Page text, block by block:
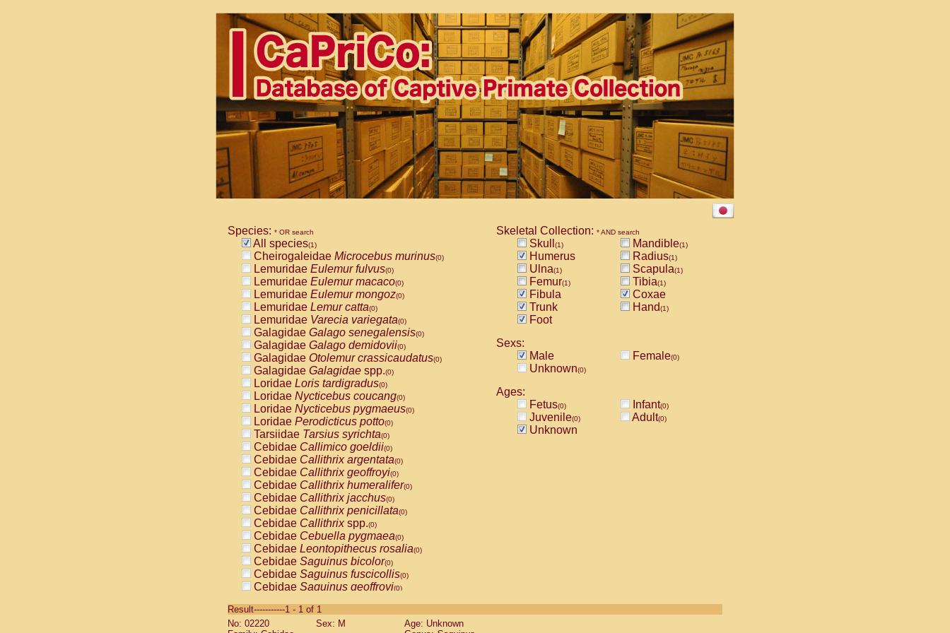
Species: * OR search
All species(1)
Cheirogaleidae Microcebus murinus(0)
Lemuridae Eulemur fulvus(0)
Lemuridae Eulemur macaco(0)
Lemuridae Eulemur mongoz(0)
Lemuridae Lemur catta(0)
Lemuridae Varecia variegata(0)
Galagidae Galago senegalensis(0)
Galagidae Galago demidovii(0)
Galagidae Otolemur crassicaudatus(0)
Galagidae Galagidae spp.(0)
Loridae Loris tardigradus(0)
Loridae Nycticebus coucang(0)
Loridae Nycticebus pygmaeus(0)
Loridae Perodicticus potto(0)
Tarsiidae Tarsius syrichta(0)
Cebidae Callimico goeldii(0)
Cebidae Callithrix argentata(0)
Cebidae Callithrix geoffroyi(0)
Cebidae Callithrix humeralifer(0)
Cebidae Callithrix jacchus(0)
Cebidae Callithrix penicillata(0)
Cebidae Callithrixspp.(0)
Cebidae Cebuella pygmaea(0)
Cebidae Leontopithecus rosalia(0)
Cebidae Saguinus bicolor(0)
Cebidae Saguinus fuscicollis(0)
Cebidae Saguinus geoffroyi(0)
CebidaeSaguinus labiatus(0)
Cebidae Saguinus leucopus (0)
Skeletal Collection: * AND search
Skull (1) Mandible(1)
Humerus Radius(1)
Ulna(1) Scapula(1)
Femur(1) Tibia(1)
Fibula
Coxae
Trunk
Hand(1)
Foot
Sexs:
Male
Female(0)
Unknown(0)
Ages:
Fetus(0) Infant(0)
Juvenile(0) Adult(0)
Unknown
Result-----------1 - 1 of 1
No: 02220
Sex: M
Age: Unknown